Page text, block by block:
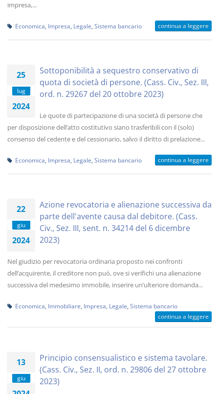
impresa,...
Economica Impresa Legale Sistema bancario continua a leggere
25
lug
2024
Sottoponibilità a sequestro conservativo di
quota di società di persone. (Cass. Civ., Sez. III,
ord. n. 29267 del 20 ottobre 2023)
Le quote di partecipazione di una società di persone che
per disposizione dell’atto costitutivo siano trasferibili con il (solo)
consenso del cedente e del cessionario, salvo il diritto di prelazione...
Economica Impresa Legale Sistema bancario continua a leggere
22
giu
2024
Azione revocatoria e alienazione successiva da
parte dell'avente causa dal debitore. (Cass.
Civ., Sez. III, sent. n. 34214 del 6 dicembre
2023)
Nel giudizio per revocatoria ordinaria proposto nei confronti
dell’acquirente, il creditore non può, ove si verifichi una alienazione
successiva del medesimo immobile, inserire un’ulteriore domanda...
Economica Immobiliare Impresa Legale Sistema bancario
continua a leggere
13
giu
Principio consensualistico e sistema tavolare.
(Cass. Civ., Sez. II, ord. n. 29806 del 27 ottobre
2023)